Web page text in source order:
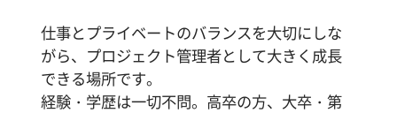
仕事とプライベートのバランスを大切にしな
がら、プロジェクト管理者として大きく成長
できる場所です。
経験・学歴は一切不問。高卒の方、大卒・第